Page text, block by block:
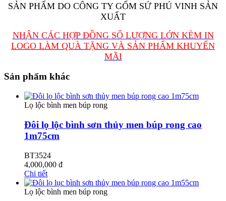
SẢN PHẨM DO CÔNG TY GỐM SỨ PHÚ VINH SẢN
XUẤT
NHẬN CÁC HỢP ĐỒNG SỐ LƯỢNG LỚN KÈM IN
LOGO LÀM QUÀ TẶNG VÀ SẢN PHẨM KHUYẾN
MÃI
Sản phẩm khác
Lọ lộc bình men búp rong
Đôi lọ lộc bình sơn thủy men búp rong cao
1m75cm
BT3524
4,000,000 đ
Chi tiết
Lọ lộc bình men búp rong